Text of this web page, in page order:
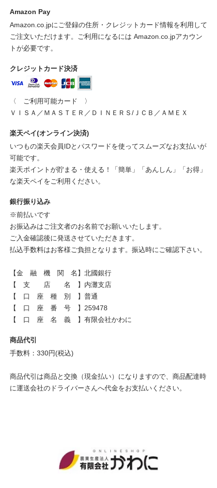
Amazon Pay
Amazon.co.jpにご登録の住所・クレジットカード情報を利用して
ご注文いただけます。ご利用になるには Amazon.co.jpアカウン
トが必要です。
クレジットカード決済
〈 ご利用可能カード 〉
ＶＩＳＡ／ＭＡＳＴＥＲ／ＤＩＮＥＲＳ/ＪＣＢ／ＡＭＥＸ
楽天ペイ(オンライン決済)
いつもの楽天会員IDとパスワードを使ってスムーズなお支払いが
可能です。
楽天ポイントが貯まる・使える！「簡単」「あんしん」「お得」
な楽天ペイをご利用ください。
銀行振り込み
※前払いです
お振込みはご注文者のお名前でお願いいたします。
ご入金確認後に発送させていただきます。
払込手数料はお客様ご負担となります。振込時にご確認下さい。
【金 融 機 関 名】北國銀行
【 支 店 名 】内灘支店
【 口 座 種 別 】普通
【 口 座 番 号 】259478
【 口 座 名 義 】有限会社かわに
商品代引
手数料：330円(税込)
商品代引は商品と交換（現金払い）になりますので、商品配達時
に運送会社のドライバーさんへ代金をお支払いください。